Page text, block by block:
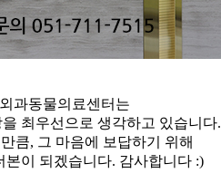
과동물의료센터는
최우선으로 생각하고 있습니다.
큼, 그 마음에 보답하기 위해
본이 되겠습니다. 감사합니다 :)